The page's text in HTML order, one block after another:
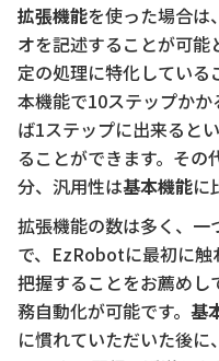
拡張機能を使った場合は、
オを記述することが可能
定の処理に特化している
本機能で10ステップかか
ば1ステップに出来ると
ることができます。その
分、汎用性は基本機能に
拡張機能の数は多く、一
で、EzRobotに最初に触
把握することをお薦めし
務自動化が可能です。 基
に慣れていただいた後に、